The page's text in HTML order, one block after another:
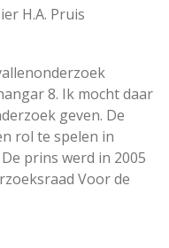
H.A. Pruis
8. Ik mocht daar
geven. De
rol te spelen in
prins werd in 2005
Voor de